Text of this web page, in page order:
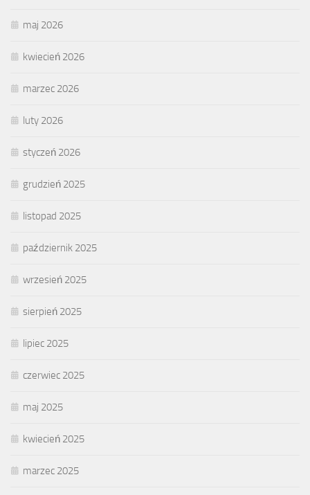
maj 2026
kwiecień 2026
marzec 2026
luty 2026
styczeń 2026
grudzień 2025
listopad 2025
październik 2025
wrzesień 2025
sierpień 2025
lipiec 2025
czerwiec 2025
maj 2025
kwiecień 2025
marzec 2025